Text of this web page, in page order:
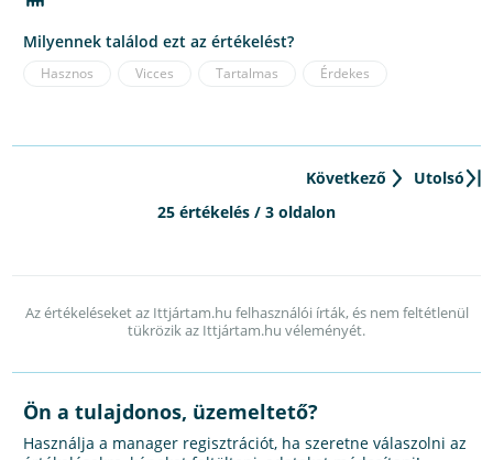
Milyennek találod ezt az értékelést?
Hasznos Vicces Tartalmas Érdekes
Következő
Utolsó
25 értékelés / 3 oldalon
Az értékeléseket az Ittjártam.hu felhasználói írták, és nem feltétlenül
tükrözik az Ittjártam.hu véleményét.
Ön a tulajdonos, üzemeltető?
Használja a manager regisztrációt, ha szeretne válaszolni az